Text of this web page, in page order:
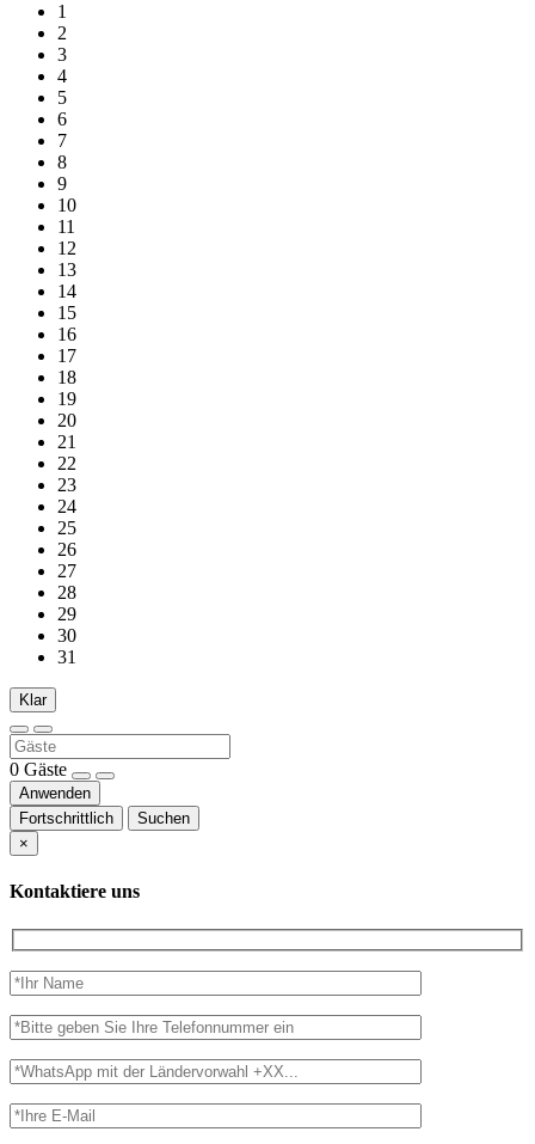
1
2
3
4
5
6
7
8
9
10
11
12
13
14
15
16
17
18
19
20
21
22
23
24
25
26
27
28
29
30
31
Klar
0 Gäste
Anwenden
Fortschrittlich
Suchen
×
Kontaktiere uns